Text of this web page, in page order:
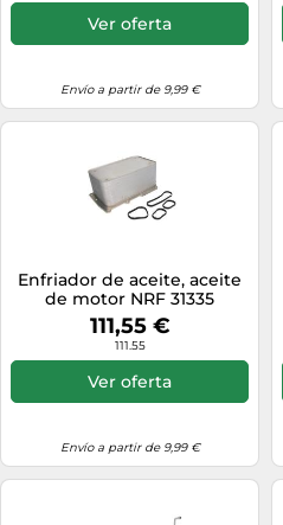
Ver oferta
Envío a partir de 9,99 €
Enfriador de aceite, aceite
de motor NRF 31335
111,55 €
111.55
Ver oferta
Envío a partir de 9,99 €